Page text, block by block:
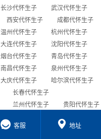
长沙代怀生子
武汉代怀生子
西安代怀生子
成都代怀生子
温州代怀生子
杭州代怀生子
大连代怀生子
沈阳代怀生子
烟台代怀生子
青岛代怀生子
南昌代怀生子
泉州代怀生子
大庆代怀生子
哈尔滨代怀生子
长春代怀生子
兰州代怀生子
贵阳代怀生子
客服 地址